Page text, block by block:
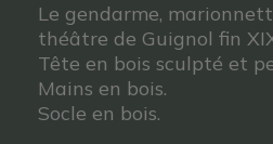
Le gendarme,
théâtre de Guignol fin
Tête en bois sculpté et
Mains en bois.
Socle en bois.